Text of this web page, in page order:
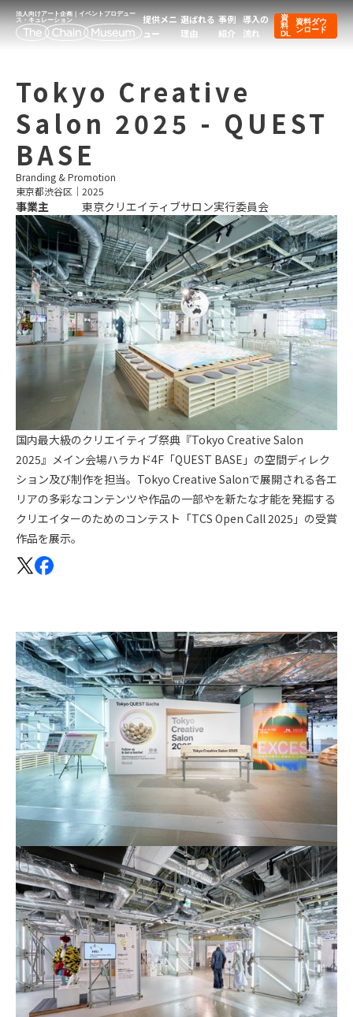
法人向けアート企画｜イベントプロデュー
ス・キュレーション
提供メニ
ュー
選ばれる
理由
事例
紹介
導入の
流れ
資
料
DL
資料ダウ
ンロード
Tokyo Creative
Salon 2025 - QUEST
BASE
Branding & Promotion
東京都渋谷区 ｜ 2025
事業主 東京クリエイティブサロン実行委員会
国内最大級のクリエイティブ祭典『Tokyo Creative Salon
2025』メイン会場ハラカド4F「QUEST BASE」の空間ディレク
ション及び制作を担当。Tokyo Creative Salonで展開される各エ
リアの多彩なコンテンツや作品の一部やを新たな才能を発掘する
クリエイターのためのコンテスト「TCS Open Call 2025」の受賞
作品を展示。